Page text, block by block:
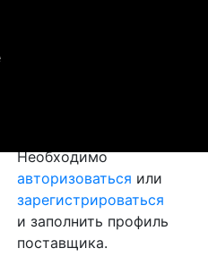
Необходимо
авторизоваться или
зарегистрироваться
и заполнить профиль
поставщика.